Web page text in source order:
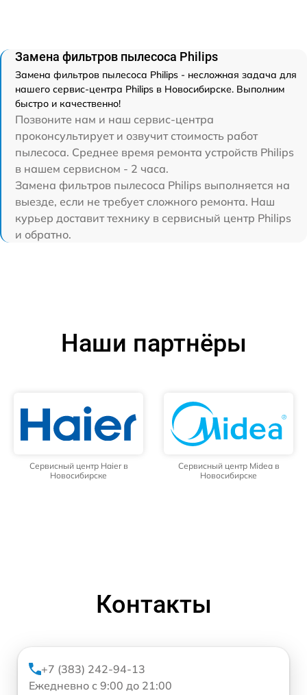
Замена фильтров пылесоса Philips
Замена фильтров пылесоса Philips - несложная задача для
нашего сервис-центра Philips в Новосибирске. Выполним
быстро и качественно!
Позвоните нам и наш сервис-центра
проконсультирует и озвучит стоимость работ
пылесоса. Среднее время ремонта устройств Philips
в нашем сервисном - 2 часа.
Замена фильтров пылесоса Philips выполняется на
выезде, если не требует сложного ремонта. Наш
курьер доставит технику в сервисный центр Philips
и обратно.
Наши партнёры
Сервисный центр Haier в
Новосибирске
Сервисный центр Midea в
Новосибирске
Контакты
+7 (383) 242-94-13
Ежедневно с 9:00 до 21:00